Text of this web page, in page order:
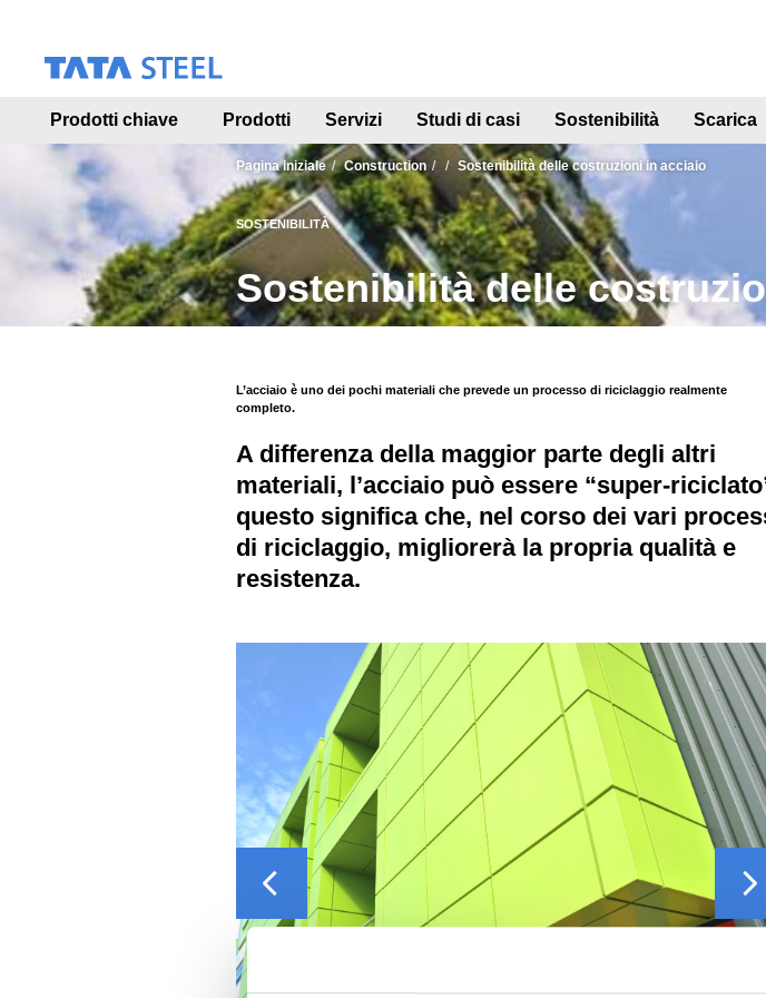
e
Prodotti chiave Prodotti Servizi Studi di casi Sostenibilità Scarica
Pagina iniziale Construction Sostenibilità delle costruzioni in acciaio
SOSTENIBILITÀ
Sostenibilità delle
L’acciaio è uno dei pochi materiali che prevede un processo di riciclaggio realmente
completo.
A differenza della maggior parte degli altri
materiali, l’acciaio può essere “super-
questo significa che, nel corso dei vari
di riciclaggio, migliorerà la propria qualità e
resistenza.
Previous